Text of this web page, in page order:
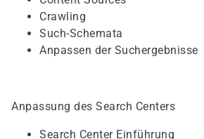
Crawling
Such-Schemata
Anpassen der Suchergebnisse
Anpassung des Search Centers
Search Center Einführung